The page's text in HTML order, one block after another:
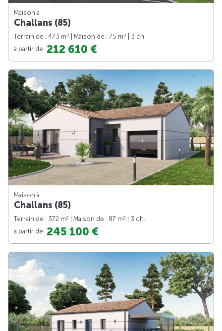
Maison à
Challans (85)
Terrain de : 473 m2 | Maison de : 75 m2
| 3 ch.
à partir de 212 610 €
Maison à
Challans (85)
Terrain de : 372 m2 | Maison de : 87 m2
| 3 ch.
à partir de 245 100 €